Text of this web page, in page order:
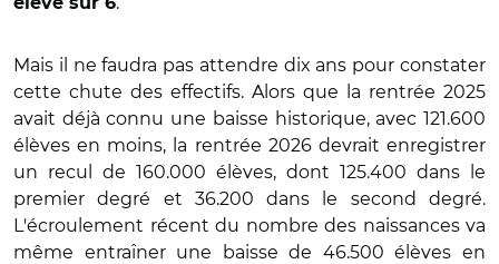
Mais il ne faudra pas attendre dix ans pour constater
cette chute des effectifs. Alors que la rentrée 2025
avait déjà connu une baisse historique, avec 121.600
élèves en moins, la rentrée 2026 devrait enregistrer
un recul de 160.000 élèves, dont 125.400 dans le
premier degré et 36.200 dans le second degré.
L'écroulement récent du nombre des naissances va
même entraîner une baisse de 46.500 élèves en